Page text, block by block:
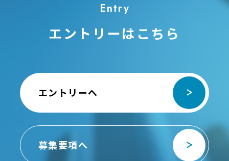
Entry
エントリーはこちら
エントリーへ
募集要項へ